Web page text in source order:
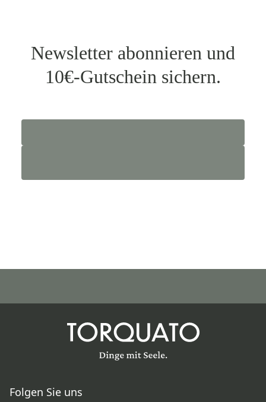
Newsletter abonnieren und
10€-Gutschein sichern.
Folgen Sie uns